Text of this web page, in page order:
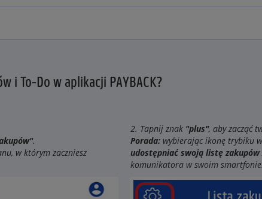
i To-Do w aplikacji PAYBACK?
.
w którym zaczniesz
2. Tapnij znak "plus", aby zacząć
Porada: wybierając ikonę trybiku
udostępniać swoją listę zakupów
komunikatora w swoim smartfonie.